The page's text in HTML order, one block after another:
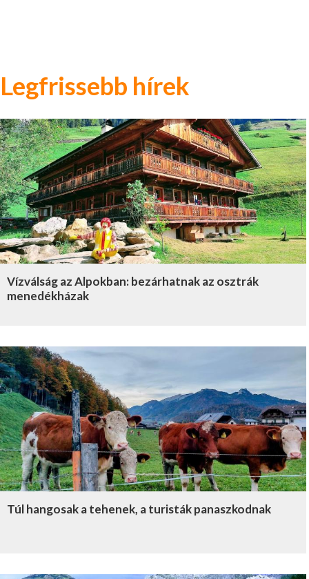
Legfrissebb hírek
Vízválság az Alpokban: bezárhatnak az osztrák
menedékházak
Túl hangosak a tehenek, a turisták panaszkodnak